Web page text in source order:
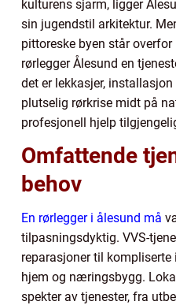
kulturens sjarm, ligger
sin jugendstil arkitektur.
pittoreske byen står
rørlegger Ålesund en
det er lekkasjer,
plutselig rørkrise midt på
profesjonell hjelp
Omfattende
behov
En rørlegger i ålesund må
tilpasningsdyktig. VVS-
reparasjoner til
hjem og næringsbygg.
spekter av tjenester, fra